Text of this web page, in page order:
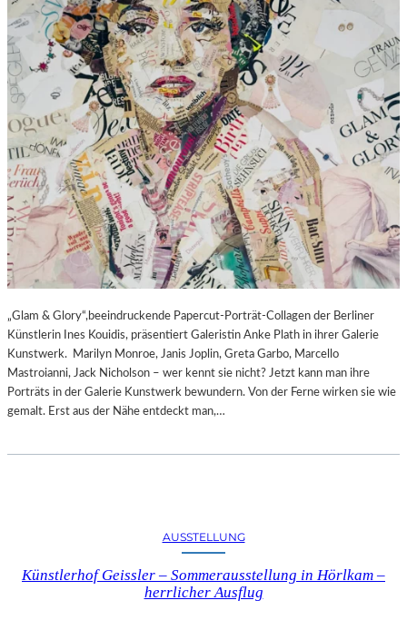
„Glam & Glory“,beeindruckende Papercut-Porträt-Collagen der Berliner
Künstlerin Ines Kouidis, präsentiert Galeristin Anke Plath in ihrer Galerie
Kunstwerk. Marilyn Monroe, Janis Joplin, Greta Garbo, Marcello
Mastroianni, Jack Nicholson – wer kennt sie nicht? Jetzt kann man ihre
Porträts in der Galerie Kunstwerk bewundern. Von der Ferne wirken sie wie
gemalt. Erst aus der Nähe entdeckt man,…
AUSSTELLUNG
Künstlerhof Geissler – Sommerausstellung in Hörlkam –
herrlicher Ausflug